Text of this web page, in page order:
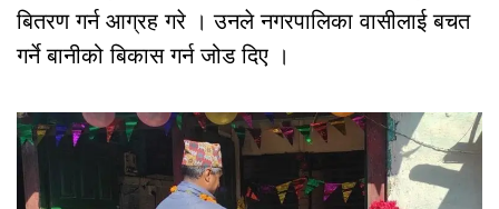
बितरण गर्न आग्रह गरे । उनले नगरपालिका वासीलाई बचत
गर्ने बानीको बिकास गर्न जोड दिए ।